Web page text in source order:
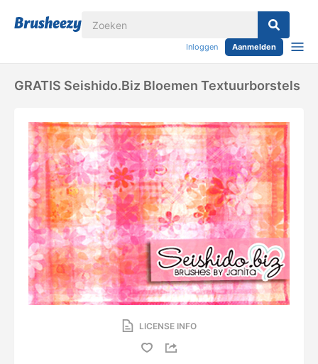
Inloggen Aanmelden
GRATIS Seishido.biz Bloemen Textuurborstels
LICENSE INFO